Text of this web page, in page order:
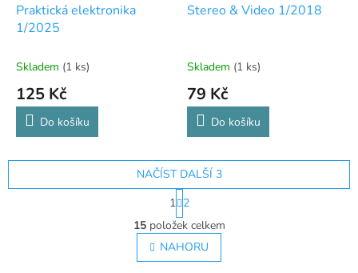
Praktická elektronika
1/2025
Skladem (1 ks)
125 Kč
Do košíku
Stereo & Video 1/2018
Skladem (1 ks)
79 Kč
Do košíku
O
v
l
á
NAČÍST DALŠÍ 3
S
t
r
á
n
k
1 2
15položek celkem
NAHORU